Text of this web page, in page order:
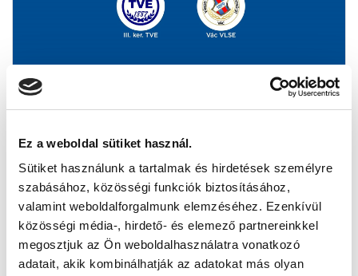
Ez a weboldal sütiket használ.
Sütiket használunk a tartalmak és hirdetések személyre
szabásához, közösségi funkciók biztosításához,
valamint weboldalforgalmunk elemzéséhez. Ezenkívül
közösségi média-, hirdető- és elemező partnereinkkel
megosztjuk az Ön weboldalhasználatra vonatkozó
adatait, akik kombinálhatják az adatokat más olyan
TÖBB EGYESÜLETTEL PARTNERI
MEGÁLLAPODÁST KÖTÖTTÜNK
2020-09-22 14:45:31
megállapodást.